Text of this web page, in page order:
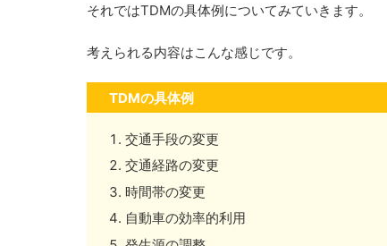
それではTDMの具体例についてみていきます。
考えられる内容はこんな感じです。
TDMの具体例
交通手段の変更
交通経路の変更
時間帯の変更
自動車の効率的利用